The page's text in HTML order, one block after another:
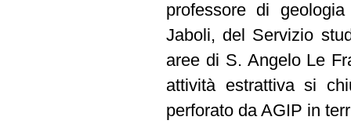
professore di
Jaboli, del Servizio
aree di S. Angelo Le
attività estrattiva si
perforato da AGIP in